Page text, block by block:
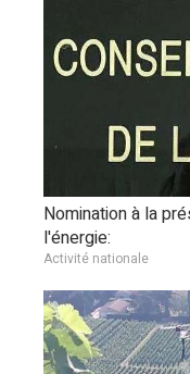
Nomination à la
l'énergie:
Activité nationale